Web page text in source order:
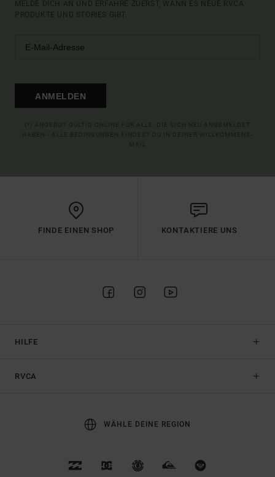
MELDE DICH AN UND ERFAHRE ZUERST, WANN ES NEUE RVCA
PRODUKTE UND STORIES GIBT.
ANMELDEN
FINDE EINEN SHOP KONTAKTIERE UNS
HILFE
RVCA
WÄHLE DEINE REGION